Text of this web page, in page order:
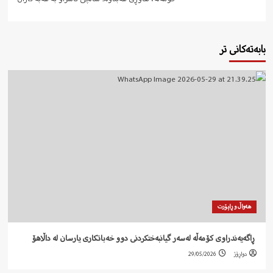
بابەتەکانی تر
هەواڵ و ڕاپۆرت
‍ ڕاگەیەندراوی کۆمەڵە لەسەر گیانبەختکردنی دوو خەباتکاری یارسان لە داڵاهۆ
دواڕۆژ 29/05/2026